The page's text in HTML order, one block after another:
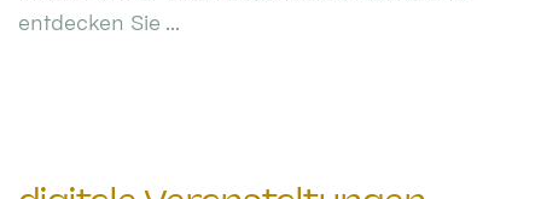
entdecken Sie ...